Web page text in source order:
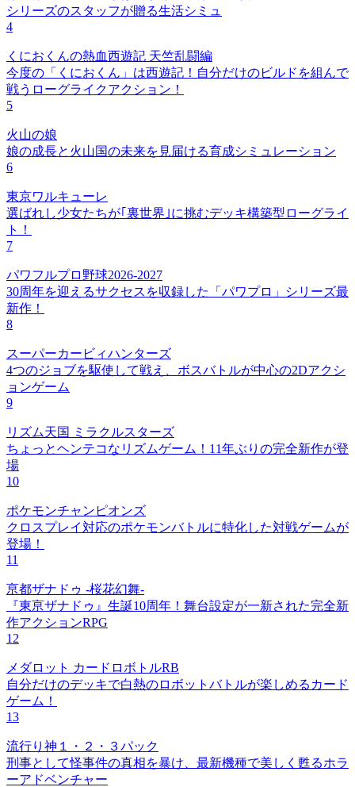
シリーズのスタッフが贈る生活シミュ
4
くにおくんの熱血西遊記 天竺乱闘編
今度の「くにおくん」は西遊記！自分だけのビルドを組んで
戦うローグライクアクション！
5
火山の娘
娘の成長と火山国の未来を見届ける育成シミュレーション
6
東京ワルキューレ
選ばれし少女たちが｢裏世界｣に挑むデッキ構築型ローグライ
ト！
7
パワフルプロ野球2026-2027
30周年を迎えるサクセスを収録した「パワプロ」シリーズ最
新作！
8
スーパーカービィハンターズ
4つのジョブを駆使して戦え、ボスバトルが中心の2Dアクシ
ョンゲーム
9
リズム天国 ミラクルスターズ
ちょっとヘンテコなリズムゲーム！11年ぶりの完全新作が登
場
10
ポケモンチャンピオンズ
クロスプレイ対応のポケモンバトルに特化した対戦ゲームが
登場！
11
亰都ザナドゥ -桜花幻舞-
『東亰ザナドゥ』生誕10周年！舞台設定が一新された完全新
作アクションRPG
12
メダロット カードロボトルRB
自分だけのデッキで白熱のロボットバトルが楽しめるカード
ゲーム！
13
流行り神１・２・３パック
刑事として怪事件の真相を暴け、最新機種で美しく甦るホラ
ーアドベンチャー